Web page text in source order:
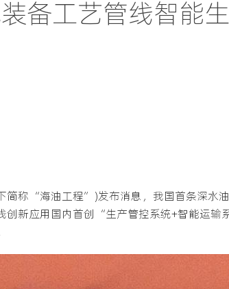
备工艺管线智能
简称“海油工程”)发布消息，我国首条深水
创新应用国内首创“生产管控系统+智能运